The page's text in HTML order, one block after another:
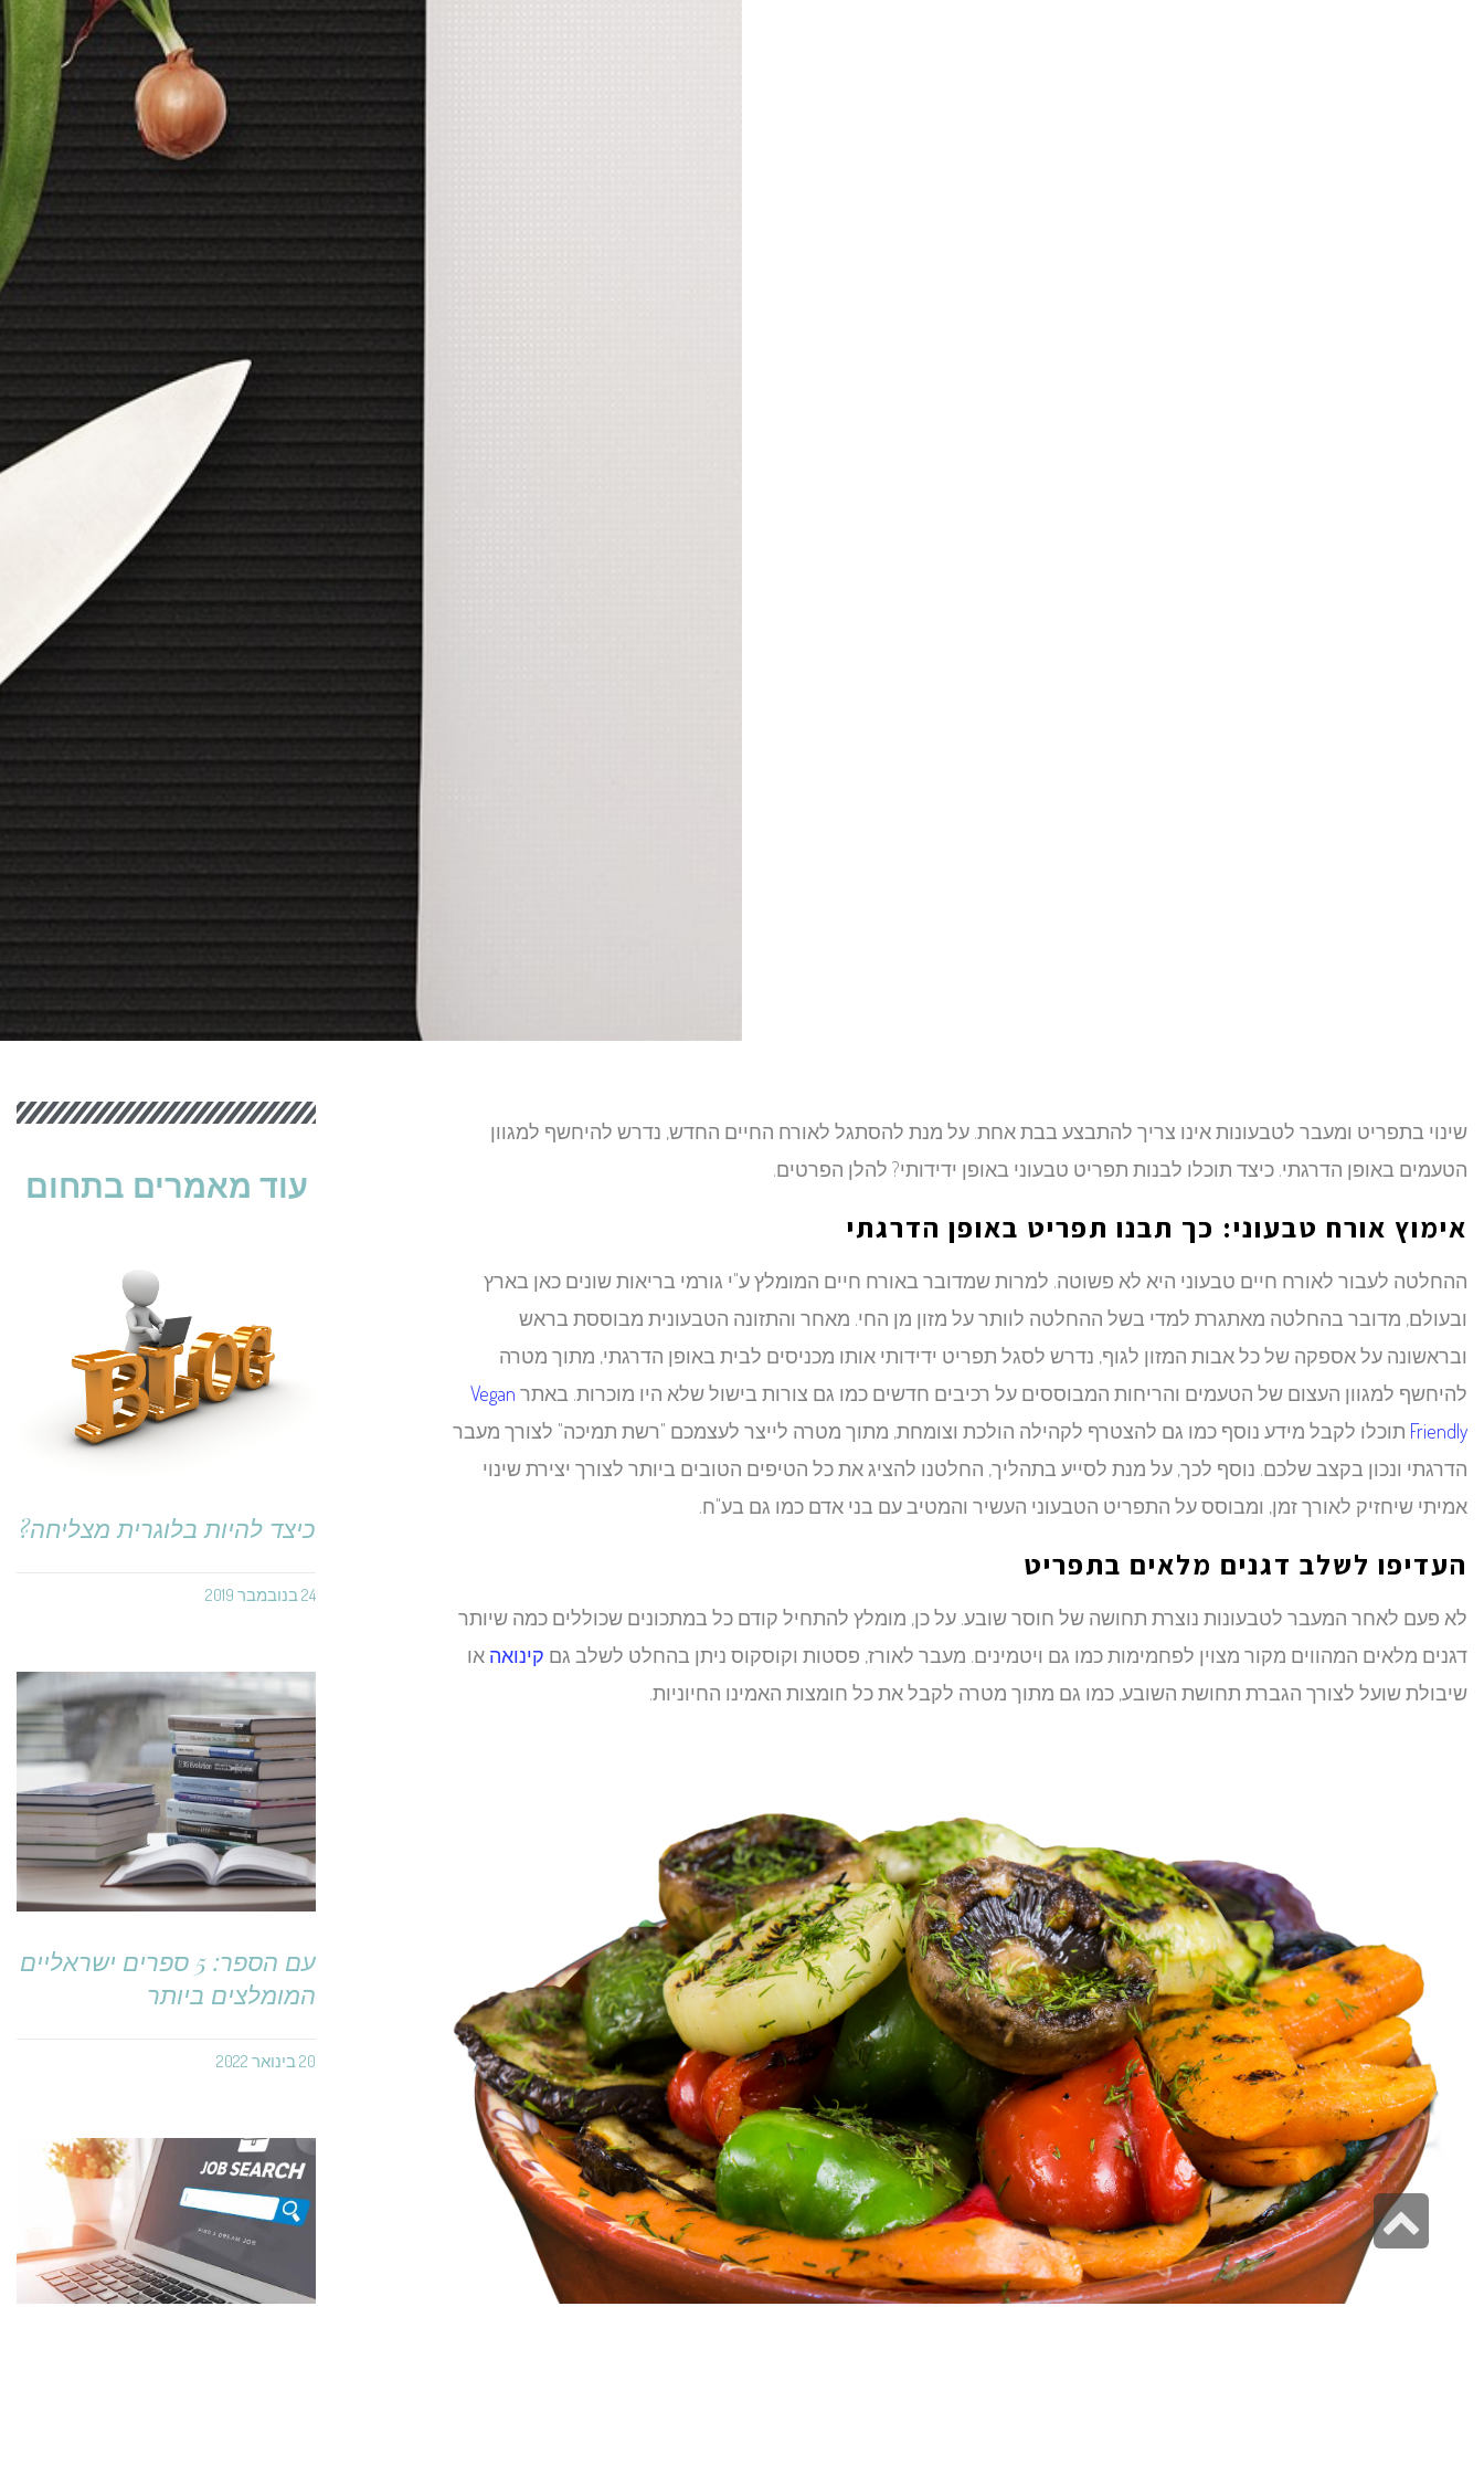
שינוי בתפריט ומעבר לטבעונות אינו צריך להתבצע בבת אחת. על מנת להסתגל לאורח החיים החדש, נדרש להיחשף למגוון
הטעמים באופן הדרגתי. כיצד תוכלו לבנות תפריט טבעוני באופן ידידותי? להלן הפרטים.
אימוץ אורח טבעוני: כך תבנו תפריט באופן הדרגתי
ההחלטה לעבור לאורח חיים טבעוני היא לא פשוטה. למרות שמדובר באורח חיים המומלץ ע"י גורמי בריאות שונים כאן בארץ
ובעולם, מדובר בהחלטה מאתגרת למדי בשל ההחלטה לוותר על מזון מן החי. מאחר והתזונה הטבעונית מבוססת בראש
ובראשונה על אספקה של כל אבות המזון לגוף, נדרש לסגל תפריט ידידותי אותו מכניסים לבית באופן הדרגתי, מתוך מטרה
להיחשף למגוון העצום של הטעמים והריחות המבוססים על רכיבים חדשים כמו גם צורות בישול שלא היו מוכרות. באתר Vegan
Friendly תוכלו לקבל מידע נוסף כמו גם להצטרף לקהילה הולכת וצומחת, מתוך מטרה לייצר לעצמכם "רשת תמיכה" לצורך מעבר
הדרגתי ונכון בקצב שלכם. נוסף לכך, על מנת לסייע בתהליך, החלטנו להציג את כל הטיפים הטובים ביותר לצורך יצירת שינוי
אמיתי שיחזיק לאורך זמן, ומבוסס על התפריט הטבעוני העשיר והמטיב עם בני אדם כמו גם בע"ח.
העדיפו לשלב דגנים מלאים בתפריט
לא פעם לאחר המעבר לטבעונות נוצרת תחושה של חוסר שובע. על כן, מומלץ להתחיל קודם כל במתכונים שכוללים כמה שיותר
דגנים מלאים המהווים מקור מצוין לפחמימות כמו גם ויטמינים. מעבר לאורז, פסטות וקוסקוס ניתן בהחלט לשלב גם קינואה או
שיבולת שועל לצורך הגברת תחושת השובע, כמו גם מתוך מטרה לקבל את כל חומצות האמינו החיוניות.
עוד מאמרים בתחום
כיצד להיות בלוגרית מצליחה?
24 בנובמבר 2019
עם הספר: 5 ספרים ישראליים
המומלצים ביותר
20 בינואר 2022
גלילה
לראש
העמוד